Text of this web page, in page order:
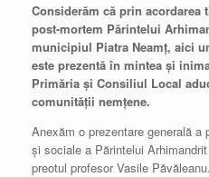
Considerăm că prin acordarea
post-mortem Părintelui
municipiul Piatra Neamţ, aici
este prezentă în mintea şi
Primăria şi Consiliul Local
comunităţii nemţene.
Anexăm o prezentare generală
şi sociale a Părintelui
preotul profesor Vasile Păvăleanu.